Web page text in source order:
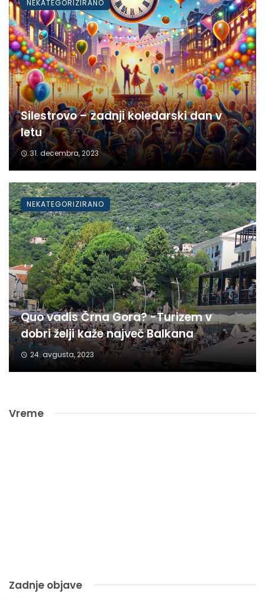
Silestrovo – zadnji koledarski dan v
letu
31. decembra, 2023
NEKATEGORIZIRANO
Quo vadis Črna Gora? -Turizem v
dobri želji kaže največ Balkana
24. avgusta, 2023
NEKATEGORIZIRANO
Vreme
Zadnje objave